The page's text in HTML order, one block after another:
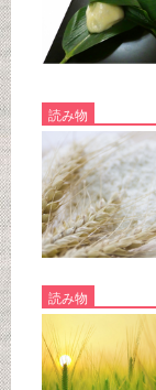
読み物
読み物